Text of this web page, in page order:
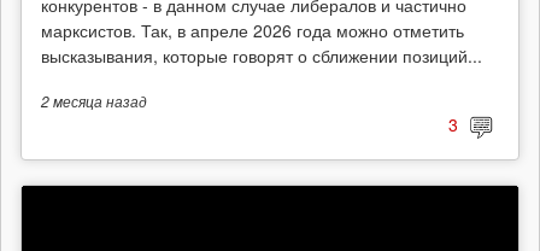
конкурентов - в данном случае либералов и частично
марксистов. Так, в апреле 2026 года можно отметить
высказывания, которые говорят о сближении позиций...
2 месяцаназад
3